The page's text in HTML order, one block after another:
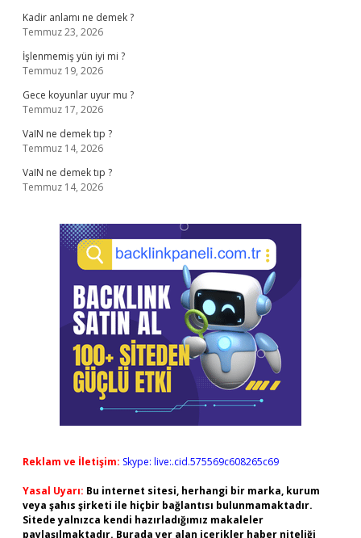
Kadir anlamı ne demek ?
Temmuz 23, 2026
İşlenmemiş yün iyi mi ?
Temmuz 19, 2026
Gece koyunlar uyur mu ?
Temmuz 17, 2026
VaIN ne demek tıp ?
Temmuz 14, 2026
VaIN ne demek tıp ?
Temmuz 14, 2026
Reklam ve İletişim: Skype: live:.cid.575569c608265c69
Yasal Uyarı: Bu internet sitesi, herhangi bir marka, kurum
veya şahıs şirketi ile hiçbir bağlantısı bulunmamaktadır.
Sitede yalnızca kendi hazırladığımız makaleler
paylaşılmaktadır. Burada yer alan içerikler haber niteliği